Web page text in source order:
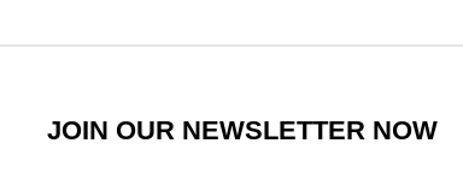
JOIN OUR NEWSLETTER NOW